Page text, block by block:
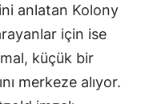
anlatan Kolony
için ise
küçük bir
merkeze alıyor.